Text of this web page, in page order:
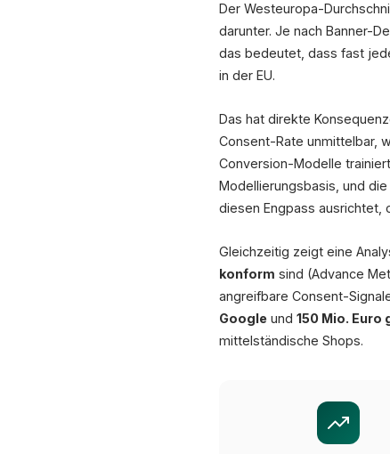
Der Westeuropa-
darunter. Je nach Banner-
das bedeutet, dass fast
in der EU.
Das hat direkte
Consent-Rate unmittelbar,
Conversion-Modelle
Modellierungsbasis, und
diesen Engpass ausrichtet,
Gleichzeitig zeigt eine
konform sind (Advance
angreifbare Consent-
Google und 150 Mio. Euro
mittelständische Shops.